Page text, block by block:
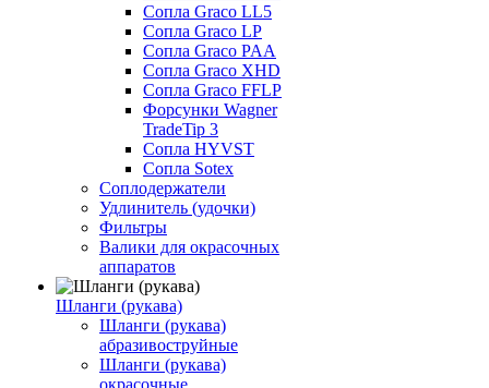
Сопла Graco LL5
Сопла Graco LP
Сопла Graco PAA
Сопла Graco XHD
Сопла Graco FFLP
Форсунки Wagner
TradeTip 3
Сопла HYVST
Сопла Sotex
Соплодержатели
Удлинитель (удочки)
Фильтры
Валики для окрасочных
аппаратов
Шланги (рукава)
Шланги (рукава)
абразивоструйные
Шланги (рукава)
окрасочные